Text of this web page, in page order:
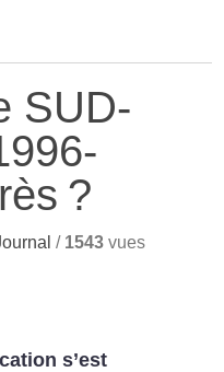
SUD-
?
/ 1543 vues
s’est